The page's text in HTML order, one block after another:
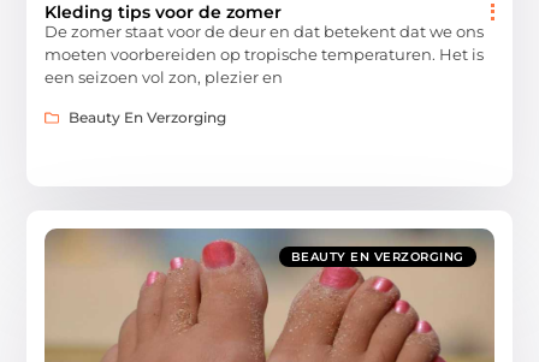
Kleding tips voor de zomer
De zomer staat voor de deur en dat betekent dat we ons
moeten voorbereiden op tropische temperaturen. Het is
een seizoen vol zon, plezier en
Beauty En Verzorging
BEAUTY EN VERZORGING